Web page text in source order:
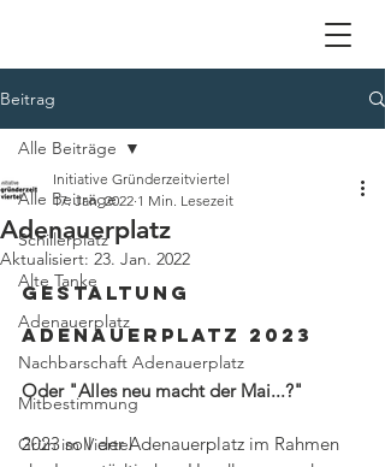
Beitrag
Alle Beiträge
Schillerplatz
Alte Tanke
Adenauerplatz
Nachbarschaft Adenauerplatz
Mitbestimmung
Grün im Viertel
Alle Beiträge
Adenauerplatz
Initiative Gründerzeitviertel
17. Jan. 2022 1 Min. Lesezeit
Aktualisiert: 23. Jan. 2022
Gestaltung
Adenauerplatz 2023
Oder "Alles neu macht der Mai...?"
2023 soll der Adenauerplatz im Rahmen